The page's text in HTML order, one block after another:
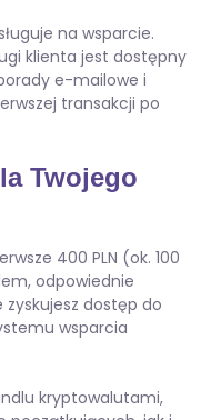
na wsparcie.
klienta jest dostępny
e-mailowe i
transakcji po
Twojego
400 PLN (ok. 100
odpowiednie
zyskujesz dostęp do
wsparcia
kryptowalutami,